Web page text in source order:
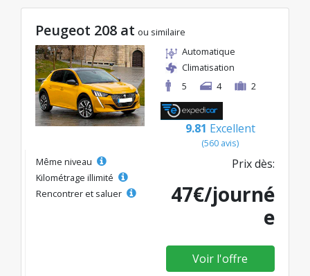
Peugeot 208 at ou similaire
Automatique
Climatisation
5
4 2
9.81 Excellent
(560 avis)
Même niveau
Kilométrage illimité
Rencontrer et saluer
Prix dès:
47€/journé
e
Voir l'offre